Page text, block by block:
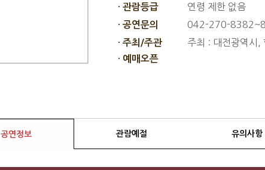
· 관람등급 연령 제한 없음
· 공연문의 042-270-
· 주최/주관 주최 : 대전광역시,
· 예매오픈
공연정보 관람예절 유의사항